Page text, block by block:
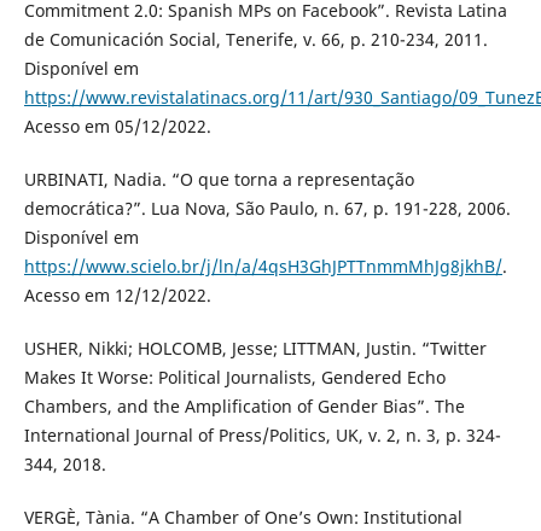
Commitment 2.0: Spanish MPs on Facebook”. Revista Latina
de Comunicación Social, Tenerife, v. 66, p. 210-234, 2011.
Disponível em
https://www.revistalatinacs.org/11/art/930_Santiago/
Acesso em 05/12/2022.
URBINATI, Nadia. “O que torna a representação
democrática?”. Lua Nova, São Paulo, n. 67, p. 191-228, 2006.
Disponível em
https://www.scielo.br/j/ln/a/4qsH3GhJPTTnmmMhJg8jkhB/.
Acesso em 12/12/2022.
USHER, Nikki; HOLCOMB, Jesse; LITTMAN, Justin. “Twitter
Makes It Worse: Political Journalists, Gendered Echo
Chambers, and the Amplification of Gender Bias”. The
International Journal of Press/Politics, UK, v. 2, n. 3, p. 324-
344, 2018.
VERGÈ, Tània. “A Chamber of One’s Own: Institutional